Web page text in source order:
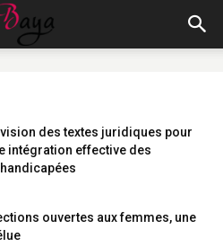
des textes juridiques pour
intégration effective des
ouvertes aux femmes, une